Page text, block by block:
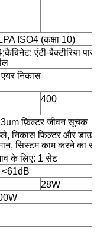
ISO4 (कक्षा 10)
एंटी-बैक्टीरिया
निकास
400
फ़िल्टर जीवन सूचक
निकास फिल्टर और डाउन
सिस्टम काम करने का
के लिए: 1 सेट
28W